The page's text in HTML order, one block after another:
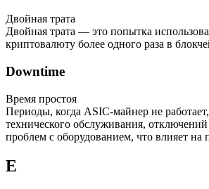
Двойная трата
Двойная трата — это попытка
криптовалюту более одного раза в
Downtime
Время простоя
Периоды, когда ASIC-майнер не
технического обслуживания,
проблем с оборудованием, что влияет на
E